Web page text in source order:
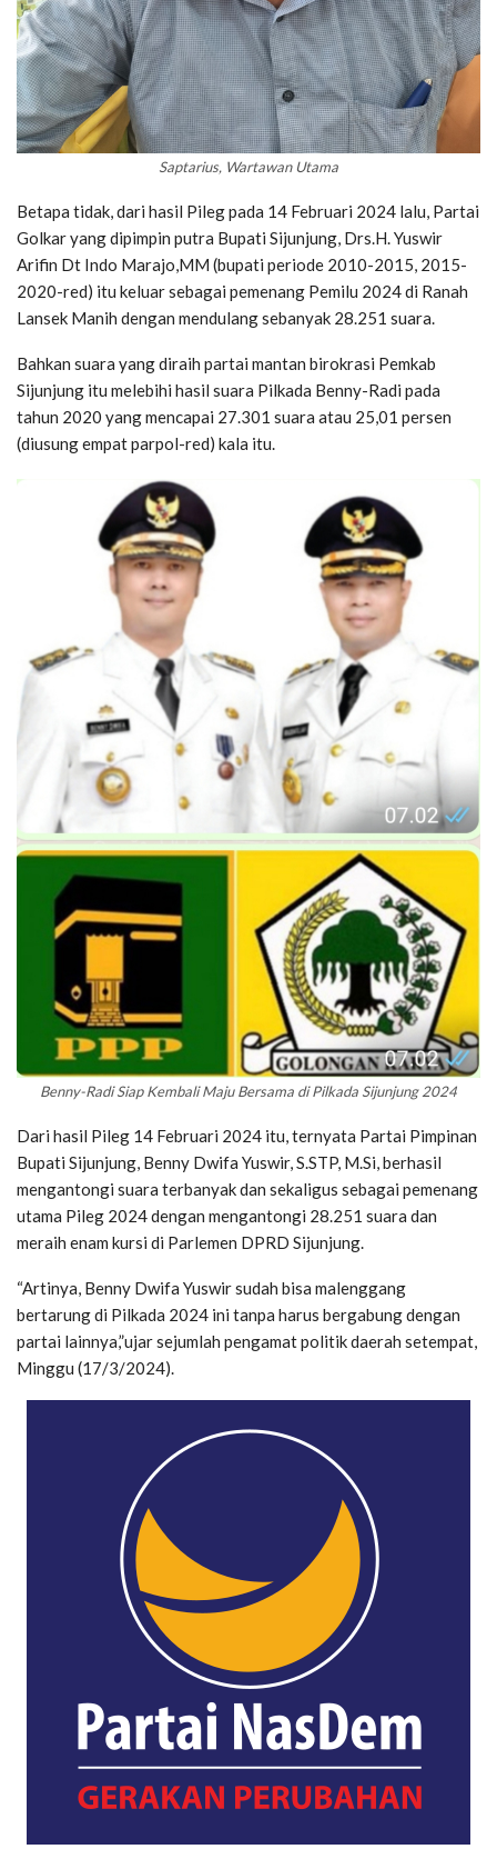
Saptarius, Wartawan Utama
Betapa tidak, dari hasil Pileg pada 14 Februari 2024 lalu, Partai
Golkar yang dipimpin putra Bupati Sijunjung, Drs.H. Yuswir
Arifin Dt Indo Marajo,MM (bupati periode 2010-2015, 2015-
2020-red) itu keluar sebagai pemenang Pemilu 2024 di Ranah
Lansek Manih dengan mendulang sebanyak 28.251 suara.
Bahkan suara yang diraih partai mantan birokrasi Pemkab
Sijunjung itu melebihi hasil suara Pilkada Benny-Radi pada
tahun 2020 yang mencapai 27.301 suara atau 25,01 persen
(diusung empat parpol-red) kala itu.
Benny-Radi Siap Kembali Maju Bersama di Pilkada Sijunjung 2024
Dari hasil Pileg 14 Februari 2024 itu, ternyata Partai Pimpinan
Bupati Sijunjung, Benny Dwifa Yuswir, S.STP, M.Si, berhasil
mengantongi suara terbanyak dan sekaligus sebagai pemenang
utama Pileg 2024 dengan mengantongi 28.251 suara dan
meraih enam kursi di Parlemen DPRD Sijunjung.
“Artinya, Benny Dwifa Yuswir sudah bisa malenggang
bertarung di Pilkada 2024 ini tanpa harus bergabung dengan
partai lainnya,”ujar sejumlah pengamat politik daerah setempat,
Minggu (17/3/2024).